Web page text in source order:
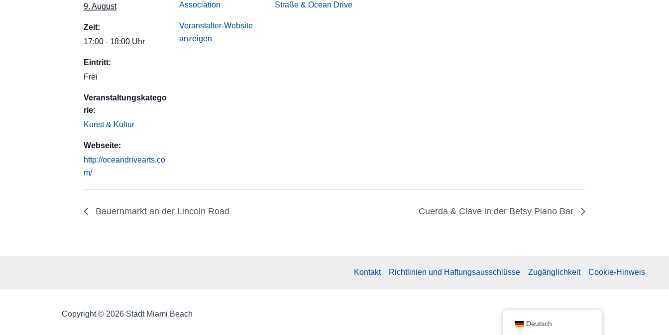
9. August
Zeit:
17:00 - 18:00 Uhr
Eintritt:
Frei
Veranstaltungskatego
rie:
Kunst & Kultur
Webseite:
http://oceandrivearts.co
m/
Association
Veranstalter-Website
anzeigen
Straße & Ocean Drive
Bauernmarkt an der Lincoln Road Cuerda & Clave in der Betsy Piano Bar
Kontakt Richtlinien und Haftungsausschlüsse Zugänglichkeit Cookie-Hinweis
Copyright © 2026 Stadt Miami Beach
Deutsch